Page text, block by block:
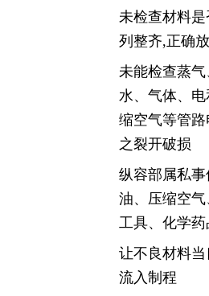
未检查材料是
列整齐,正确
未能检查蒸气
水、气体、电
缩空气等管路
之裂开破损
纵容部属私事
油、压缩空气
工具、化学药
让不良材料当
流入制程